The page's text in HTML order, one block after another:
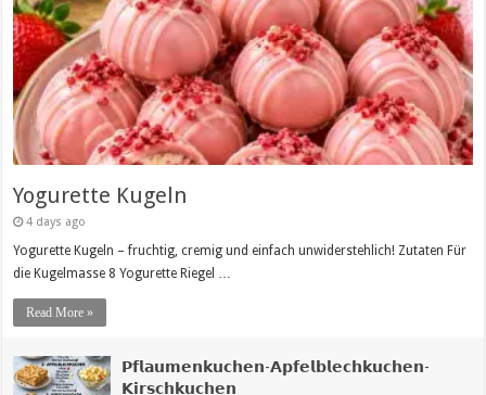
Yogurette Kugeln
4 days ago
Yogurette Kugeln – fruchtig, cremig und einfach unwiderstehlich! Zutaten Für
die Kugelmasse 8 Yogurette Riegel …
Read More »
𝗣𝗳𝗹𝗮𝘂𝗺𝗲𝗻𝗸𝘂𝗰𝗵𝗲𝗻-𝗔𝗽𝗳𝗲𝗹𝗯𝗹𝗲𝗰𝗵𝗸𝘂𝗰𝗵𝗲𝗻-
𝗞𝗶𝗿𝘀𝗰𝗵𝗸𝘂𝗰𝗵𝗲𝗻